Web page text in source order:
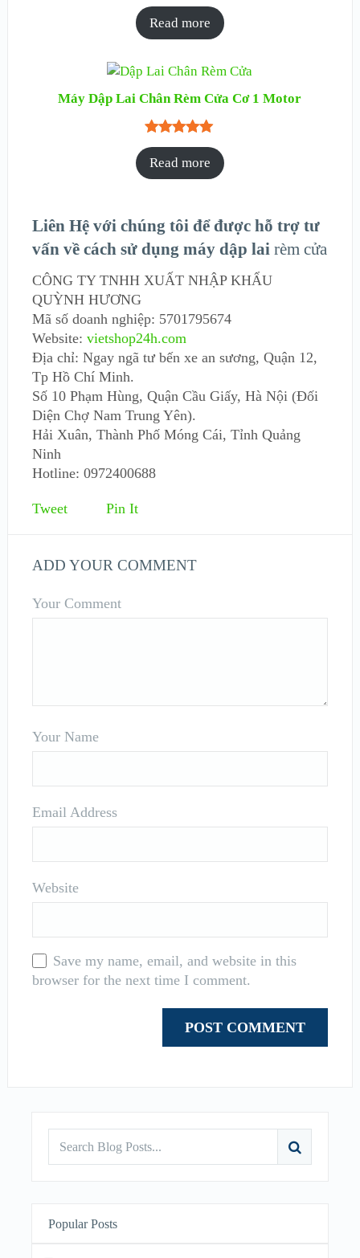
Rated5.00
out of 5
1
customer
Read more
Máy Dập Lai Chân Rèm Cửa Cơ 1 Motor
Rated5.00
out of 5
1
rating
Read more
Liên Hệ với chúng tôi để được hỗ trợ tư
vấn về cách sử dụng máy dập lairèm cửa
CÔNG TY TNHH XUẤT NHẬP KHẨU
QUỲNH HƯƠNG
Mã số doanh nghiệp: 5701795674
Website: vietshop24h.com
Địa chỉ: Ngay ngã tư bến xe an sương, Quận 12,
Tp Hồ Chí Minh.
Số 10 Phạm Hùng, Quận Cầu Giấy, Hà Nội (Đối
Diện Chợ Nam Trung Yên).
Hải Xuân, Thành Phố Móng Cái, Tỉnh Quảng
Ninh
Hotline: 0972400688
Tweet Pin It
ADD YOUR COMMENT
Your Comment
Your Name
Email Address
Website
Save my name, email, and website in this
browser for the next time I comment.
Popular Posts